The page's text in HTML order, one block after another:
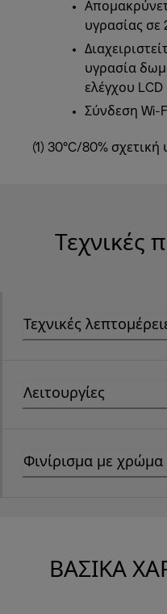
υγρασίας σε
υγρασία
ελέγχου
Σύνδεση Wi-
(1) 30°C/80% σχετική
Τεχνικές
Τεχνικές
Λειτουργίες
Φινίρισμα με χρώμα
ΒΑΣΙΚΆ